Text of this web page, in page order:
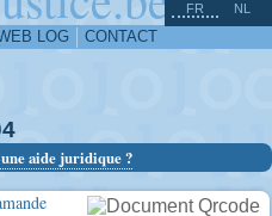
LOG CONTACT
FR NL
aide juridique ?
^